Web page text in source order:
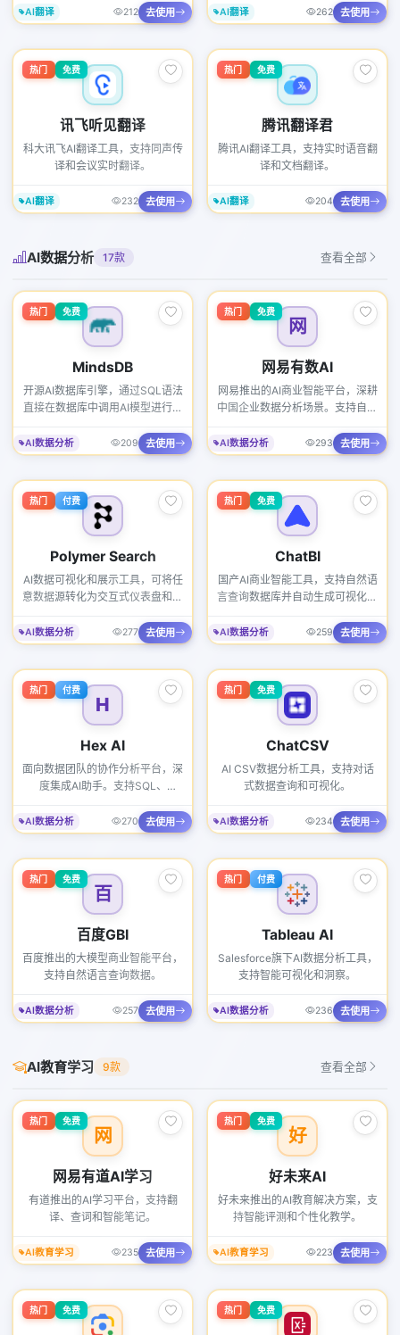
AI翻译 212 去使用 AI翻译 262 去使用
热门 免费
讯飞听见翻译
科大讯飞AI翻译工具，支持同声传
译和会议实时翻译。
AI翻译 232 去使用
热门 免费
腾讯翻译君
腾讯AI翻译工具，支持实时语音翻
译和文档翻译。
AI翻译 204 去使用
AI数据分析 17款 查看全部
热门 免费
MindsDB
开源AI数据库引擎，通过SQL语法
直接在数据库中调用AI模型进行预
源，将机器学习集成到现有数据管
道中无需额外基础设施。2026年
程师实现"AI民主化"的首选工具。
AI数据分析 209 去使用
网
热门 免费
网易有数AI
网易推出的AI商业智能平台，深耕
中国企业数据分析场景。支持自然
生成。2026年与网易大模型深度
整合，支持复杂业务逻辑的自然语
企业。
AI数据分析 293 去使用
热门 付费
Polymer Search
AI数据可视化和展示工具，可将任
意数据源转化为交互式仪表盘和数
式、智能推荐可视化方式和自然语
言数据查询。2026年新增嵌入式
网站或应用。
AI数据分析 277 去使用
热门 免费
ChatBI
国产AI商业智能工具，支持自然语
言查询数据库并自动生成可视化报
PostgreSQL、ClickHouse等主流
数据库，支持钉钉/企微集成。
能，30秒内完成从SQL到可视化
大屏的全流程。
AI数据分析 259 去使用
H
热门 付费
Hex AI
面向数据团队的协作分析平台，深
度集成AI助手。支持SQL、
AI可自动生成查询语句、解释数据
结论并建议下一步分析方向。
源，被500强企业广泛采用。
AI数据分析 270 去使用
热门 免费
ChatCSV
AI CSV数据分析工具，支持对话
式数据查询和可视化。
AI数据分析 234 去使用
百
热门 免费
百度GBI
百度推出的大模型商业智能平台，
支持自然语言查询数据。
AI数据分析 257 去使用
热门 付费
Tableau AI
Salesforce旗下AI数据分析工具，
支持智能可视化和洞察。
AI数据分析 236 去使用
AI教育学习 9款 查看全部
网
热门 免费
网易有道AI学习
有道推出的AI学习平台，支持翻
译、查词和智能笔记。
AI教育学习 235 去使用
好
热门 免费
好未来AI
好未来推出的AI教育解决方案，支
持智能评测和个性化教学。
AI教育学习 223 去使用
热门 免费 热门 免费